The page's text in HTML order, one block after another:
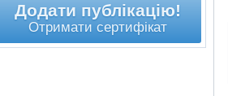
Додати публікацію!
Отримати сертифікат